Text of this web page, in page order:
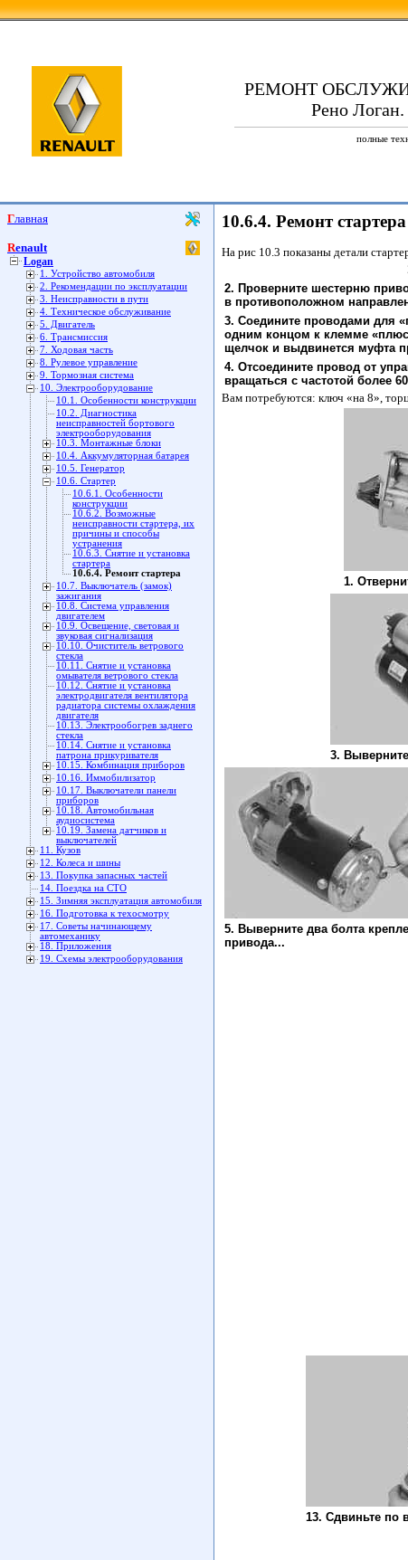
РЕМОНТ
Рено Логан.
полные
Главная
Renault
Logan
1. Устройство автомобиля
2. Рекомендации по эксплуатации
3. Неисправности в пути
4. Техническое обслуживание
5. Двигатель
6. Трансмиссия
7. Ходовая часть
8. Рулевое управление
9. Тормозная система
10. Электрооборудование
10.1. Особенности конструкции
10.2. Диагностика
неисправностей бортового
электрооборудования
10.3. Монтажные блоки
10.4. Аккумуляторная батарея
10.5. Генератор
10.6. Стартер
10.6.1. Особенности
конструкции
10.6.2. Возможные
неисправности стартера, их
причины и способы
устранения
10.6.3. Снятие и установка
стартера
10.6.4. Ремонт стартера
10.7. Выключатель (замок)
зажигания
10.8. Система управления
двигателем
10.9. Освещение, световая и
звуковая сигнализация
10.10. Очиститель ветрового
стекла
10.11. Снятие и установка
омывателя ветрового стекла
10.12. Снятие и установка
электродвигателя вентилятора
радиатора системы охлаждения
двигателя
10.13. Электрообогрев заднего
стекла
10.14. Снятие и установка
патрона прикуривателя
10.15. Комбинация приборов
10.16. Иммобилизатор
10.17. Выключатели панели
приборов
10.18. Автомобильная
аудиосистема
10.19. Замена датчиков и
выключателей
11. Кузов
12. Колеса и шины
13. Покупка запасных частей
14. Поездка на СТО
15. Зимняя эксплуатация автомобиля
16. Подготовка к техосмотру
17. Советы начинающему
автомеханику
18. Приложения
19. Схемы электрооборудования
10.6.4. Ремонт стартера
На рис 10.3 показаны детали
2. Проверните шестерню
в противоположном
3. Соедините проводами для
одним концом к клемме
щелчок и выдвинется муфта
4. Отсоедините провод от
вращаться с частотой более
Вам потребуются: ключ «на 8»,
1.
3.
5. Выверните два болта
привода...
13. Сдвиньте по